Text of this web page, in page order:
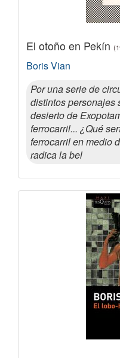
El otoño en Pekín
Boris Vian
Por una serie de
distintos personajes
desierto de
ferrocarril... ¿Qué
ferrocarril en medio
radica la bel